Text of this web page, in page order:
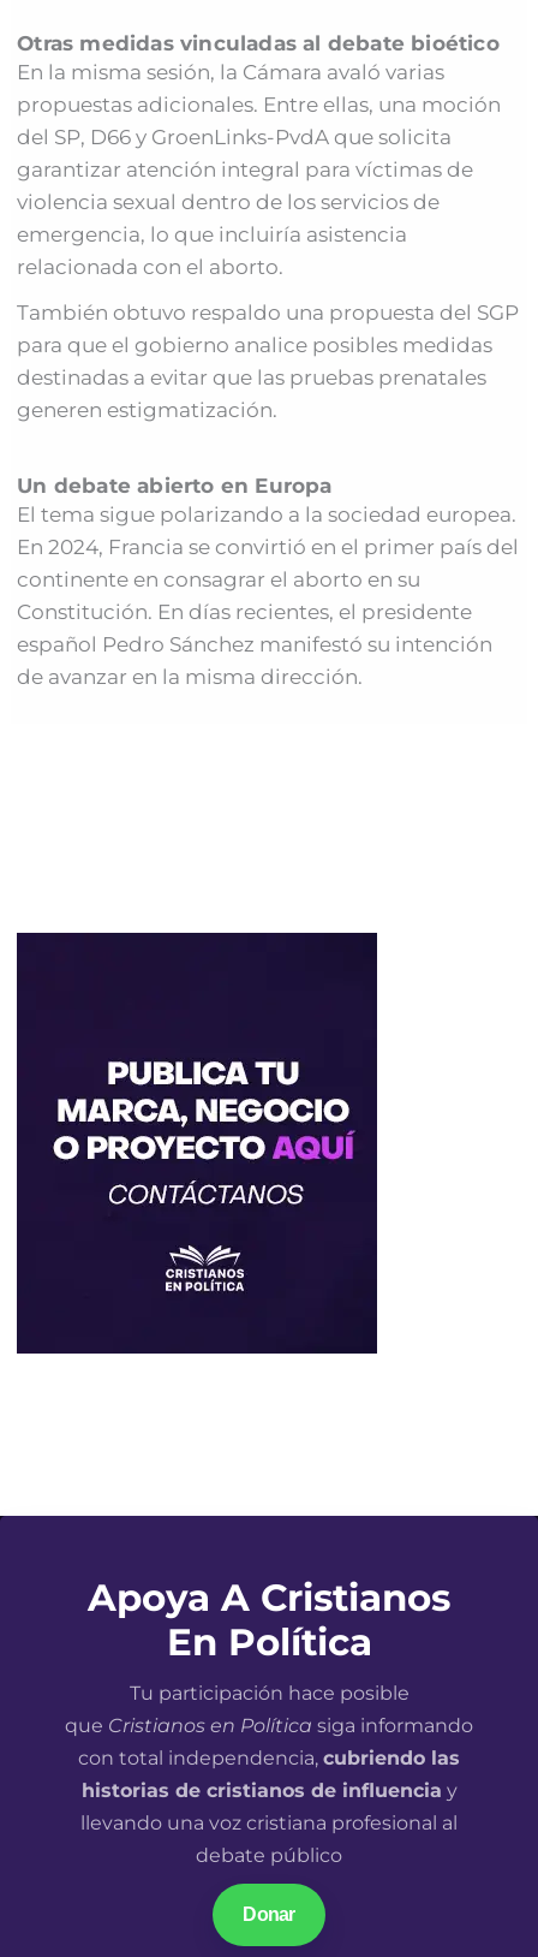
Otras medidas vinculadas al debate bioético
En la misma sesión, la Cámara avaló varias
propuestas adicionales. Entre ellas, una moción
del SP, D66 y GroenLinks-PvdA que solicita
garantizar atención integral para víctimas de
violencia sexual dentro de los servicios de
emergencia, lo que incluiría asistencia
relacionada con el aborto.
También obtuvo respaldo una propuesta del SGP
para que el gobierno analice posibles medidas
destinadas a evitar que las pruebas prenatales
generen estigmatización.
Un debate abierto en Europa
El tema sigue polarizando a la sociedad europea.
En 2024, Francia se convirtió en el primer país del
continente en consagrar el aborto en su
Constitución. En días recientes, el presidente
español Pedro Sánchez manifestó su intención
de avanzar en la misma dirección.
Apoya A Cristianos
En Política
Tu participación hace posible
que Cristianos en Política siga informando
con total independencia, cubriendo las
historias de cristianos de influencia y
llevando una voz cristiana profesional al
debate público
Donar